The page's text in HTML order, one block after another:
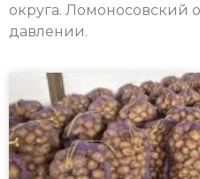
округа. Ломоносовский
давлении.